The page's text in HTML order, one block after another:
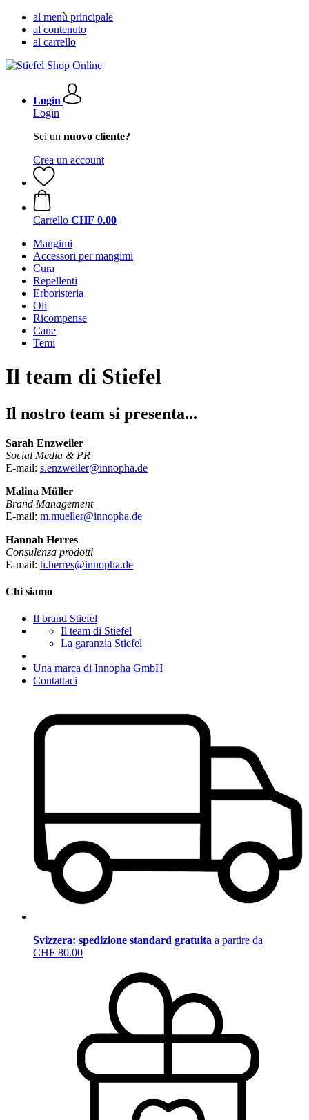
al menù principale
al contenuto
al carrello
Login
Login
Sei un nuovo cliente?
Crea un account
Carrello CHF 0.00
Mangimi
Accessori per mangimi
Cura
Repellenti
Erboristeria
Oli
Ricompense
Cane
Temi
Il team di Stiefel
Il nostro team si presenta...
Sarah Enzweiler
Social Media & PR
E-mail: s.enzweiler@innopha.de
Malina Müller
Brand Management
E-mail: m.mueller@innopha.de
Hannah Herres
Consulenza prodotti
E-mail: h.herres@innopha.de
Chi siamo
Il brand Stiefel
Il team di Stiefel
La garanzia Stiefel
Una marca di Innopha GmbH
Contattaci
Svizzera: spedizione standard gratuita a partire da
CHF 80.00